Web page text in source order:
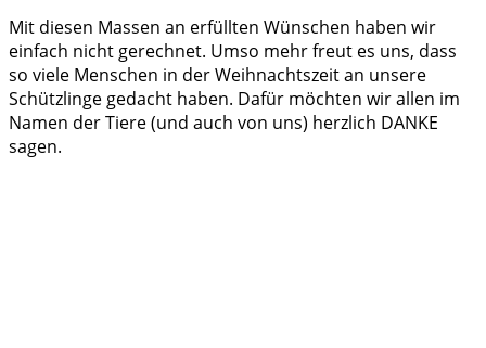
Mit diesen Massen an erfüllten Wünschen haben wir
einfach nicht gerechnet. Umso mehr freut es uns, dass
so viele Menschen in der Weihnachtszeit an unsere
Schützlinge gedacht haben. Dafür möchten wir allen im
Namen der Tiere (und auch von uns) herzlich DANKE
sagen.